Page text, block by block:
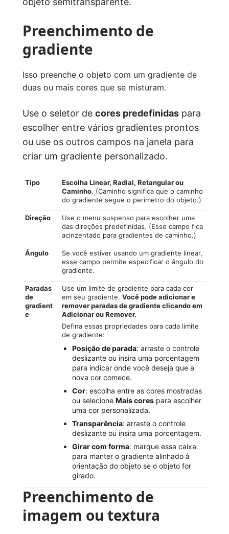
Preenchimento de
gradiente
Isso preenche o objeto com um gradiente de
duas ou mais cores que se misturam.
Use o seletor de cores predefinidas para
escolher entre vários gradientes prontos
ou use os outros campos na janela para
criar um gradiente personalizado.
Tipo EscolhaLinear,Radial,Retangularou
Caminho. (Caminho significa que o caminho
do gradiente segue o perímetro do objeto.)
Direção
Use o menu suspenso para escolher uma
das direções predefinidas. (Esse campo fica
acinzentado para gradientes de caminho.)
Ângulo
Se você estiver usando um gradiente linear,
esse campo permite especificar o ângulo do
gradiente.
Paradas
de
gradient
e
Use um limite de gradiente para cada cor
em seu gradiente.Você pode adicionar e
remover paradas de gradiente clicando em
Adicionarou Remover.
Defina essas propriedades para cada limite
de gradiente:
Posição de parada: arraste o controle
deslizante ou insira uma porcentagem
para indicar onde você deseja que a
nova cor comece.
Cor: escolha entre as cores mostradas
ou selecioneMais cores para escolher
uma cor personalizada.
Transparência: arraste o controle
deslizante ou insira uma porcentagem.
Girar com forma: marque essa caixa
para manter o gradiente alinhado à
orientação do objeto se o objeto for
girado.
Preenchimento de
imagem ou textura